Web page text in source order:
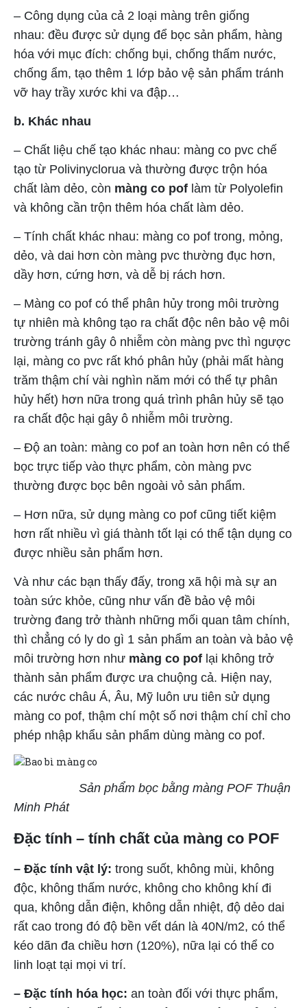
– Công dụng của cả 2 loại màng trên giống
nhau: đều được sử dụng để bọc sản phẩm, hàng
hóa với mục đích: chống bụi, chống thấm nước,
chống ẩm, tạo thêm 1 lớp bảo vệ sản phẩm tránh
vỡ hay trầy xước khi va đập…
b. Khác nhau
– Chất liệu chế tạo khác nhau: màng co pvc chế
tạo từ Polivinyclorua và thường được trộn hóa
chất làm dẻo, còn màng co pof làm từ Polyolefin
và không cần trộn thêm hóa chất làm dẻo.
– Tính chất khác nhau: màng co pof trong, mỏng,
dẻo, và dai hơn còn màng pvc thường đục hơn,
dầy hơn, cứng hơn, và dễ bị rách hơn.
– Màng co pof có thể phân hủy trong môi trường
tự nhiên mà không tạo ra chất độc nên bảo vệ môi
trường tránh gây ô nhiễm còn màng pvc thì ngược
lại, màng co pvc rất khó phân hủy (phải mất hàng
trăm thậm chí vài nghìn năm mới có thể tự phân
hủy hết) hơn nữa trong quá trình phân hủy sẽ tạo
ra chất độc hại gây ô nhiễm môi trường.
– Độ an toàn: màng co pof an toàn hơn nên có thể
bọc trực tiếp vào thực phẩm, còn màng pvc
thường được bọc bên ngoài vỏ sản phẩm.
– Hơn nữa, sử dụng màng co pof cũng tiết kiệm
hơn rất nhiều vì giá thành tốt lại có thể tận dụng co
được nhiều sản phẩm hơn.
Và như các bạn thấy đấy, trong xã hội mà sự an
toàn sức khỏe, cũng như vấn đề bảo vệ môi
trường đang trở thành những mối quan tâm chính,
thì chẳng có ly do gì 1 sản phẩm an toàn và bảo vệ
môi trường hơn như màng co pof lại không trở
thành sản phẩm được ưa chuộng cả. Hiện nay,
các nước châu Á, Âu, Mỹ luôn ưu tiên sử dụng
màng co pof, thậm chí một số nơi thậm chí chỉ cho
phép nhập khẩu sản phẩm dùng màng co pof.
Sản phẩm bọc bằng màng POF Thuận
Minh Phát
Đặc tính – tính chất của màng co POF
– Đặc tính vật lý: trong suốt, không mùi, không
độc, không thấm nước, không cho không khí đi
qua, không dẫn điện, không dẫn nhiệt, độ dẻo dai
rất cao trong đó độ bền vết dán là 40N/m2, có thể
kéo dãn đa chiều hơn (120%), nữa lại có thể co
linh loạt tại mọi vi trí.
– Đặc tính hóa học: an toàn đối với thực phẩm,